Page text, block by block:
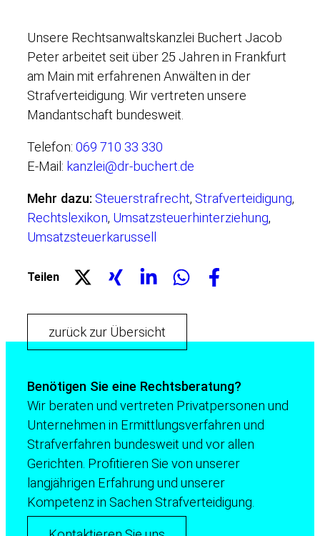
Unsere Rechtsanwaltskanzlei Buchert Jacob
Peter arbeitet seit über 25 Jahren in Frankfurt
am Main mit erfahrenen Anwälten in der
Strafverteidigung. Wir vertreten unsere
Mandantschaft bundesweit.
Telefon: 069 710 33 330
E-Mail: kanzlei@dr-buchert.de
Mehr dazu: Steuerstrafrecht, Strafverteidigung,
Rechtslexikon, Umsatzsteuerhinterziehung,
Umsatzsteuerkarussell
Teilen
zurück zur Übersicht
Benötigen Sie eine Rechtsberatung?
Wir beraten und vertreten Privatpersonen und
Unternehmen in Ermittlungsverfahren und
Strafverfahren bundesweit und vor allen
Gerichten. Profitieren Sie von unserer
langjährigen Erfahrung und unserer
Kompetenz in Sachen Strafverteidigung.